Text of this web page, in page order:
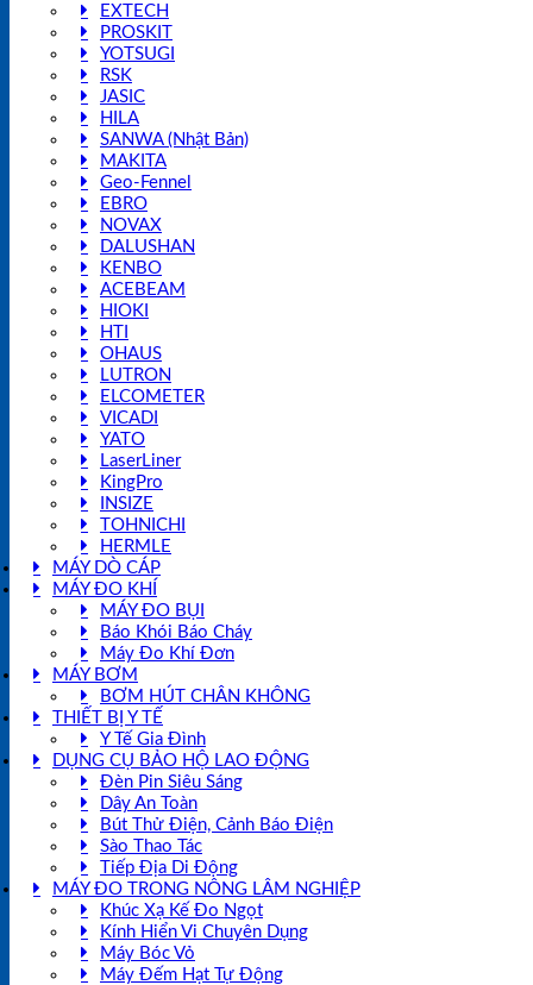
EXTECH
PROSKIT
YOTSUGI
RSK
JASIC
HILA
SANWA (Nhật Bản)
MAKITA
Geo-Fennel
EBRO
NOVAX
DALUSHAN
KENBO
ACEBEAM
HIOKI
HTI
OHAUS
LUTRON
ELCOMETER
VICADI
YATO
LaserLiner
KingPro
INSIZE
TOHNICHI
HERMLE
MÁY DÒ CÁP
MÁY ĐO KHÍ
MÁY ĐO BỤI
Báo Khói Báo Cháy
Máy Đo Khí Đơn
MÁY BƠM
BƠM HÚT CHÂN KHÔNG
THIẾT BỊ Y TẾ
Y Tế Gia Đình
DỤNG CỤ BẢO HỘ LAO ĐỘNG
Đèn Pin Siêu Sáng
Dây An Toàn
Bút Thử Điện, Cảnh Báo Điện
Sào Thao Tác
Tiếp Địa Di Động
MÁY ĐO TRONG NÔNG LÂM NGHIỆP
Khúc Xạ Kế Đo Ngọt
Kính Hiển Vi Chuyên Dụng
Máy Bóc Vỏ
Máy Đếm Hạt Tự Động